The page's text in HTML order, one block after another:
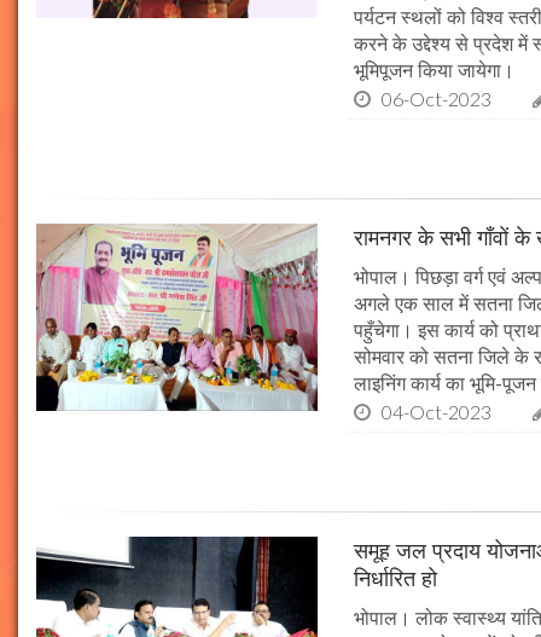
पर्यटन स्थलों को विश्व
करने के उद्देश्य से प्रदेश में
भूमिपूजन किया जायेगा।
06-Oct-2023
रामनगर के सभी गाँवों
भोपाल। पिछड़ा वर्ग एवं
अगले एक साल में सतना
पहुँचेगा। इस कार्य को
सोमवार को सतना जिले के
लाइनिंग कार्य का भूमि-
04-Oct-2023
समूह जल प्रदाय
निर्धारित हो
भोपाल। लोक स्वास्थ्य